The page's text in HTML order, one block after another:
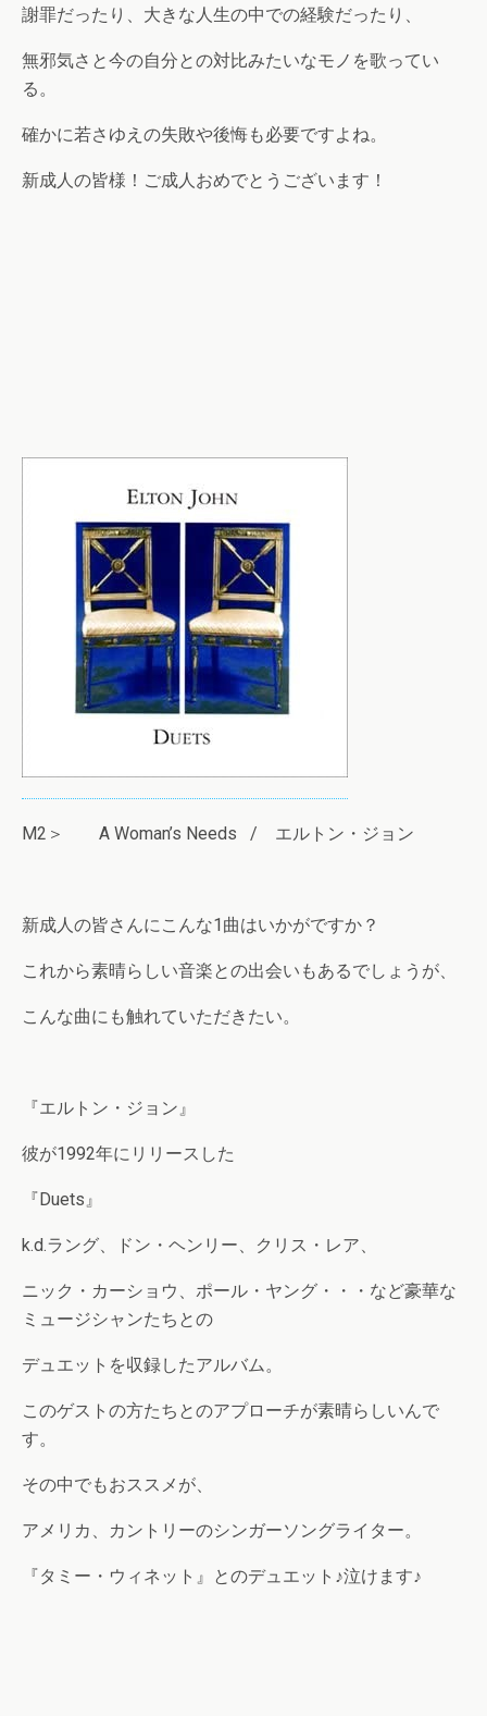
謝罪だったり、大きな人生の中での経験だったり、
無邪気さと今の自分との対比みたいなモノを歌ってい
る。
確かに若さゆえの失敗や後悔も必要ですよね。
新成人の皆様！ご成人おめでとうございます！
M2＞ A Woman’s Needs / エルトン・ジョン
新成人の皆さんにこんな1曲はいかがですか？
これから素晴らしい音楽との出会いもあるでしょうが、
こんな曲にも触れていただきたい。
『エルトン・ジョン』
彼が1992年にリリースした
『Duets』
k.d.ラング、ドン・ヘンリー、クリス・レア、
ニック・カーショウ、ポール・ヤング・・・など豪華な
ミュージシャンたちとの
デュエットを収録したアルバム。
このゲストの方たちとのアプローチが素晴らしいんで
す。
その中でもおススメが、
アメリカ、カントリーのシンガーソングライター。
『タミー・ウィネット』とのデュエット♪泣けます♪